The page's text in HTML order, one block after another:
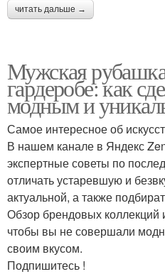
читать дальше →
Мужская
гардеробе: как
модным и
Самое интересное об
В нашем канале в Яндекс
экспертные советы по
отличать устаревшую и
актуальной, а также
Обзор брендовых коллекций
чтобы вы не совершали
своим вкусом.
Подпишитесь !